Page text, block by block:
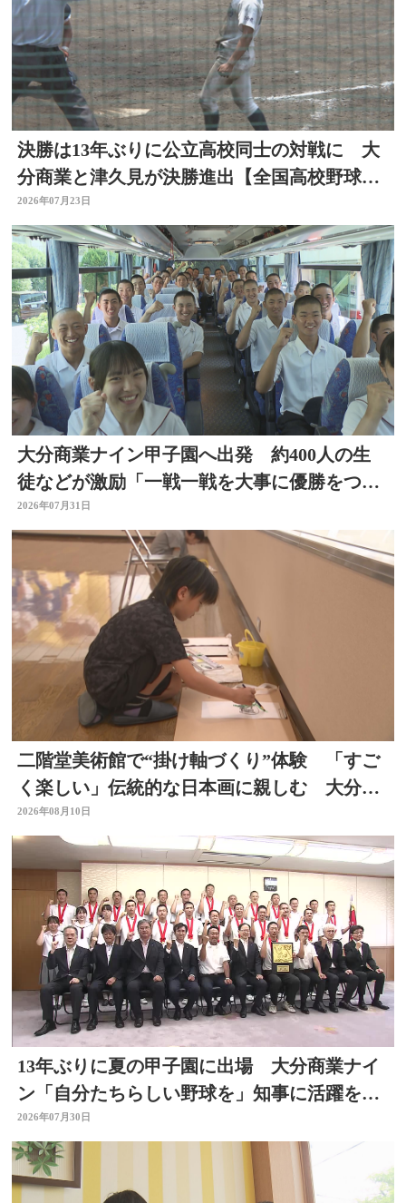
決勝は13年ぶりに公立高校同士の対戦に 大
分商業と津久見が決勝進出【全国高校野球選
手権大分大会】
2026年07月23日
大分商業ナイン甲子園へ出発 約400人の生
徒などが激励「一戦一戦を大事に優勝をつか
み取って」
2026年07月31日
二階堂美術館で“掛け軸づくり”体験 「すご
く楽しい」伝統的な日本画に親しむ 大分県
日出町
2026年08月10日
13年ぶりに夏の甲子園に出場 大分商業ナイ
ン「自分たちらしい野球を」知事に活躍を誓
う
2026年07月30日